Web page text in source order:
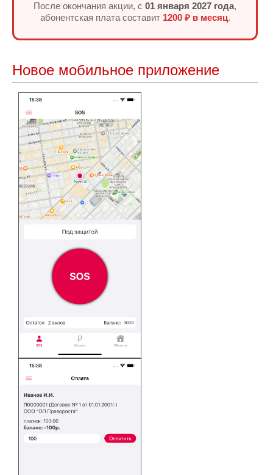
После окончания акции, с01 января 2027 года,
абонентская плата составит 1200 ₽ в месяц.
Новое мобильное приложение